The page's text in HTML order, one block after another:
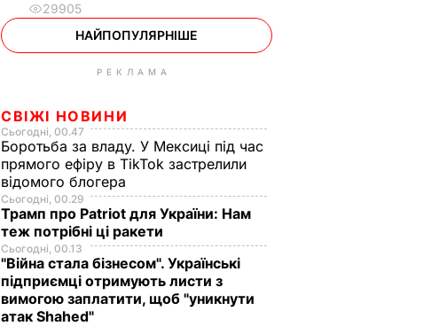
29905
НАЙПОПУЛЯРНІШЕ
РЕКЛАМА
СВІЖІ НОВИНИ
Сьогодні, 00.47
Боротьба за владу. У Мексиці під час
прямого ефіру в TikTok застрелили
відомого блогера
Сьогодні, 00.29
Трамп про Patriot для України: Нам
теж потрібні ці ракети
Сьогодні, 00.13
"Війна стала бізнесом". Українські
підприємці отримують листи з
вимогою заплатити, щоб "уникнути
атак Shahed"